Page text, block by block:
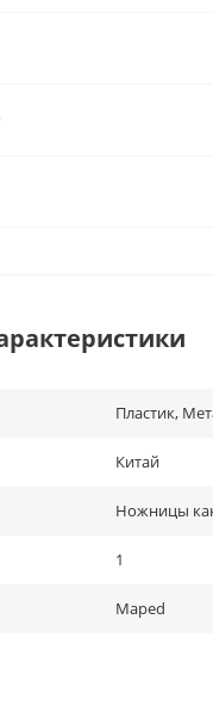
Пластик,
Китай
Ножницы
1
Maped